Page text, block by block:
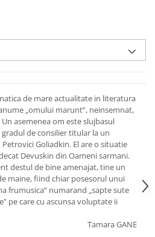
de mare actualitate in literatura
„omului marunt”, neinsemnat,
asemenea om este slujbasul
de consilier titular la un
Goliadkin. El are o situatie
Devuskin din Oameni sarmani.
destul de bine amenajat, tine un
maine, fiind chiar posesorul unui
frumusica” numarand „sapte sute
pe care cu ascunsa voluptate ii
Tamara GANE